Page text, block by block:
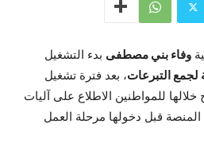
وفاء بني مصطفى بدء التشغيل
لجمع التبرعات، بعد فترة تشغيل
للمواطنين الاطلاع على آليات
المنصة قبل دخولها مرحلة العمل